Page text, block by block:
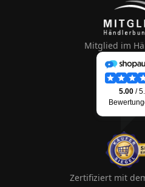
Mitglied im
Zertifiziert mit